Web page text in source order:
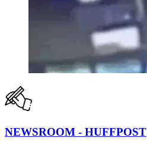
NEWSROOM - HUFFPOST